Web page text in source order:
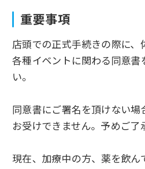
重要事項
店頭での正式手続きの際に、
各種イベントに関わる同意書
い。
同意書にご署名を頂けない場
お受けできません。予めご了
現在、加療中の方、薬を飲ん
if
an